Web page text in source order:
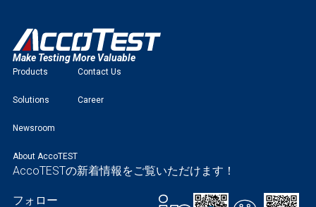
Make Testing More Valuable
Products
Solutions
Newsroom
About AccoTEST
Contact Us
Career
AccoTESTの新着情報をご覧いただけます！
フォロー